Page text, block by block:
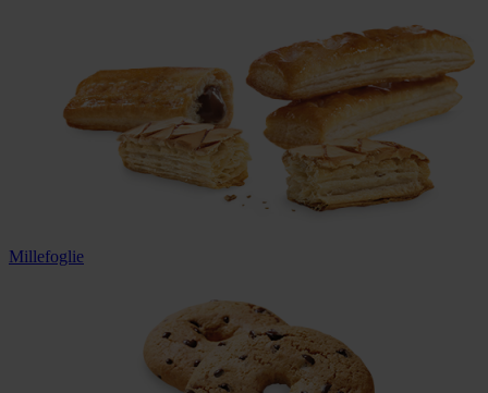
Millefoglie